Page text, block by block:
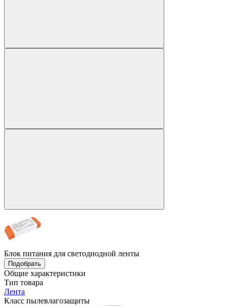
Блок питания для светодиодной ленты
Подобрать
Общие характеристики
Тип товара
Лента
Класс пылевлагозащиты